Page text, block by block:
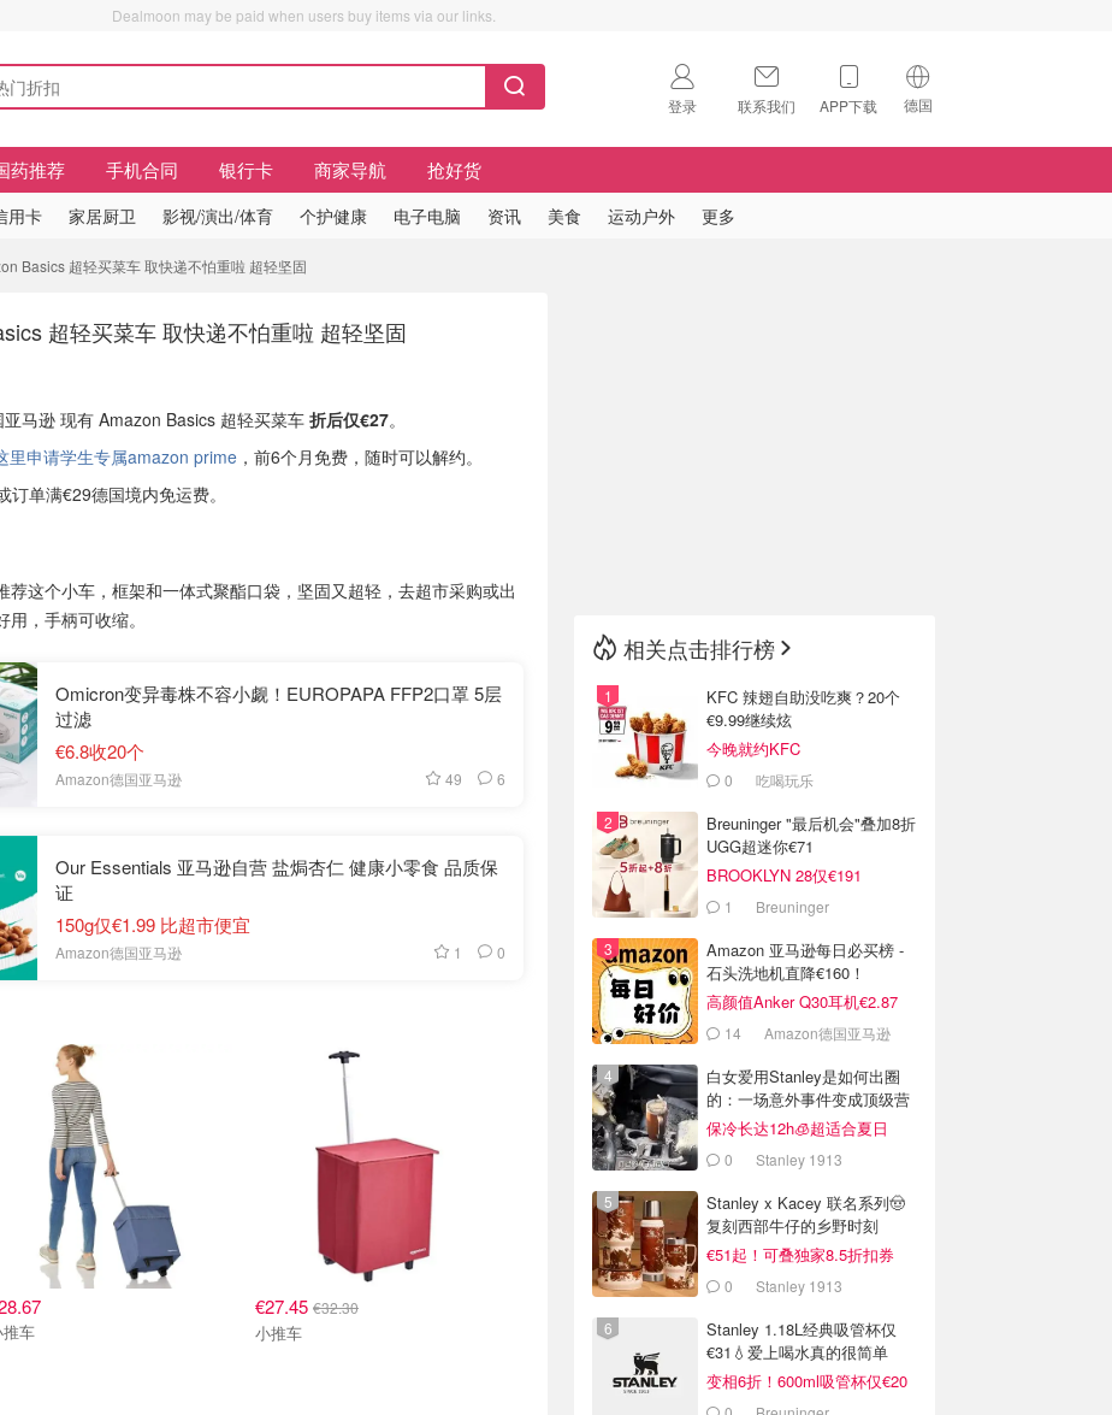
Dealmoon may be paid when users buy items via our links.
登录 联系我们 APP下载 德国
🇺🇸
药推荐 手机合同 银行卡 商家导航 抢好货
用卡 家居厨卫 影视/演出/体育 个护健康 电子电脑 资讯 美食 运动户外 更多
Basics 超轻买菜车 取快递不怕重啦 超轻坚固
超轻买菜车 取快递不怕重啦 超轻坚固
马逊 现有 Amazon Basics 超轻买菜车 折后仅€27。
里申请学生专属amazon prime ，前6个月免费，随时可以解约。
订单满€29德国境内免运费。
荐这个小车，框架和一体式聚酯口袋，坚固又超轻，去超市采购或出
用，手柄可收缩。
Omicron变异毒株不容小觑！EUROPAPA FFP2口罩 5层
过滤
€6.8收20个
Amazon德国亚马逊 49 6
Our Essentials 亚马逊自营 盐焗杏仁 健康小零食 品质保
证
150g仅€1.99 比超市便宜
Amazon德国亚马逊 1 0
车
€27.45 €32.30
小推车
相关点击排行榜
KFC 辣翅自助没吃爽？20个
€9.99继续炫
今晚就约KFC
0 吃喝玩乐
Breuninger "最后机会"叠加8折
UGG超迷你€71
BROOKLYN 28仅€191
1 Breuninger
Amazon 亚马逊每日必买榜 -
石头洗地机直降€160！
高颜值Anker Q30耳机€2.87
14 Amazon德国亚马逊
白女爱用Stanley是如何出圈
的：一场意外事件变成顶级营
销案例
保冷长达12h🧊超适合夏日
0 Stanley 1913
Stanley x Kacey 联名系列🤠
复刻西部牛仔的乡野时刻
€51起！可叠独家8.5折扣券
0 Stanley 1913
Stanley 1.18L经典吸管杯仅
€31💧爱上喝水真的很简单
变相6折！600ml吸管杯仅€20